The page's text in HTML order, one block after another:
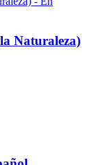
Naturaleza)